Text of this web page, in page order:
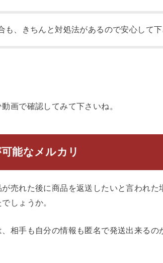
も、きちんと対処法があるので安心して下
画で確認してみて下さいね。
能なメルカリ
が売れた後に商品を返送したいと言われ
しょうか。
相手も自分の情報も匿名で発送出来るの